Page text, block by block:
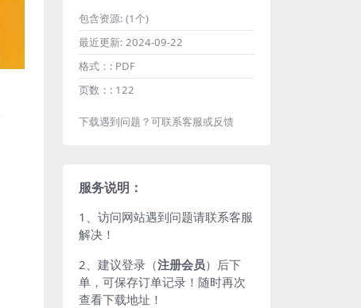
包含资源: (1个)
最近更新: 2024-09-22
格式：: PDF
页数：: 122
下载遇到问题？可联系客服或反馈
服务说明：
1、访问网站遇到问题请联系客服
解决！
2、建议登录（注册会员）后下
单，可保存订单记录！随时再次
查看下载地址！